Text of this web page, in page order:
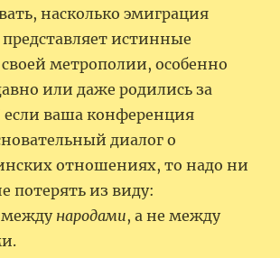
насколько эмиграция
истинные
метрополии, особенно
или даже родились за
если ваша конференция
диалог о
отношениях, то надо ни
потерять из виду:
народами, а не между